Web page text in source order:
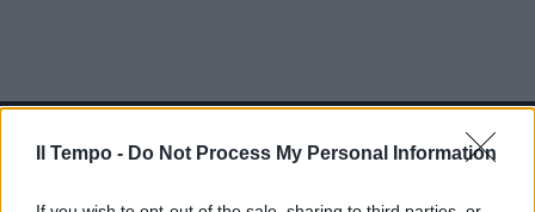
Il Tempo - Do Not Process My Personal Information